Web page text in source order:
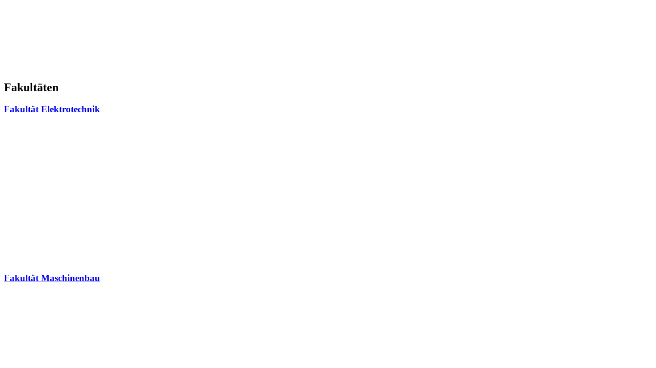
Fakultäten
Fakultät Elektrotechnik
Fakultät Maschinenbau